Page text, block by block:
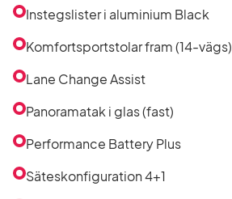
Instegslister i aluminium Black
Komfortsportstolar fram (14-vägs)
Lane Change Assist
Panoramatak i glas (fast)
Performance Battery Plus
Säteskonfiguration 4+1